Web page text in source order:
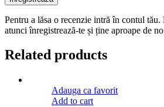
Pentru a lăsa o recenzie intră în contul
atunci înregistrează-te și ține aproape de
Related products
Adauga ca favorit
Add to cart